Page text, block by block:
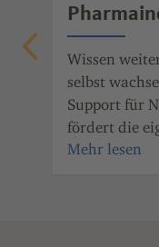
Wissen
selbst
Support für
fördert die